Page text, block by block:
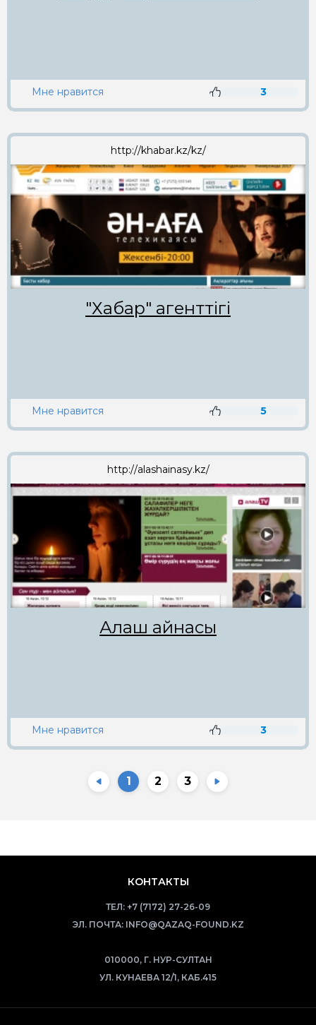
3
Мне нравится
http://khabar.kz/kz/
"Хабар" агенттігі
5
Мне нравится
http://alashainasy.kz/
Алаш айнасы
3
Мне нравится
1 2 3
КОНТАКТЫ
ТЕЛ: +7 (7172) 27-26-09
ЭЛ. ПОЧТА: INFO@QAZAQ-FOUND.KZ
010000, Г. НУР-СУЛТАН
УЛ. КУНАЕВА 12/1, КАБ.415